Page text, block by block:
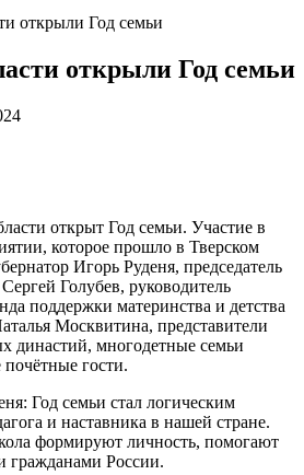
открыли Год семьи
открыли Год семьи
открыт Год семьи. Участие в
которое прошло в Тверском
Игорь Руденя, председатель
Голубев, руководитель
поддержки материнства и детства
Москвитина, представители
династий, многодетные семьи
гости.
Год семьи стал логическим
и наставника в нашей стране.
формируют личность, помогают
гражданами России.